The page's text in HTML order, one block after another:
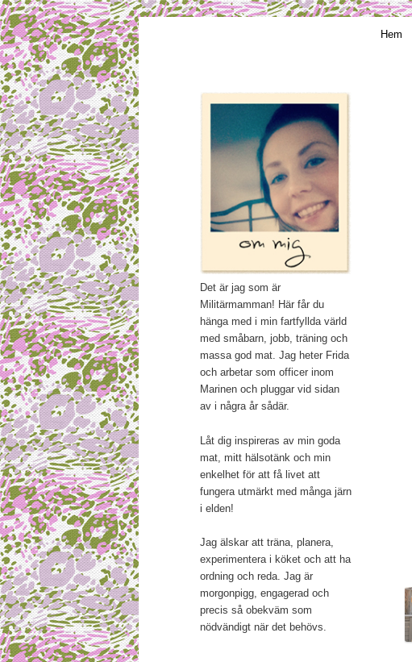
Mamma, militär och märkbart obekväm
Hem
Det är jag som är
Militärmamman! Här får du
hänga med i min fartfyllda värld
med småbarn, jobb, träning och
massa god mat. Jag heter Frida
och arbetar som officer inom
Marinen och pluggar vid sidan
av i några år sådär.
Låt dig inspireras av min goda
mat, mitt hälsotänk och min
enkelhet för att få livet att
fungera utmärkt med många järn
i elden!
Jag älskar att träna, planera,
experimentera i köket och att ha
ordning och reda. Jag är
morgonpigg, engagerad och
precis så obekväm som
nödvändigt när det behövs.